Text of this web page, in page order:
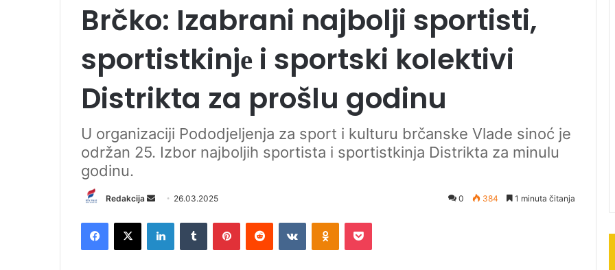
Brčko: Izabrani najbolji sportisti,
sportistkinjе i sportski kolektivi
Distrikta za prošlu godinu
U оrganizaciji Pododjeljenja za sport i kulturu brčanske Vlade sinoć je
održan 25. Izbor najboljih sportista i sportistkinja Distrikta za minulu
godinu.
Redakcija
n
d
26.03.2025 0 384 1 minuta čitanja